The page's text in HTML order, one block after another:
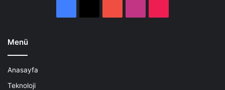
Menü
Anasayfa
Teknoloji